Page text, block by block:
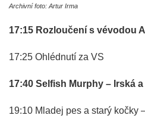
Archivní foto: Artur Irma
17:15 Rozloučení s vévodou
17:25 Ohlédnutí za VS
17:40 Selfish Murphy – Irská
19:10 Mladej pes a starý kočky